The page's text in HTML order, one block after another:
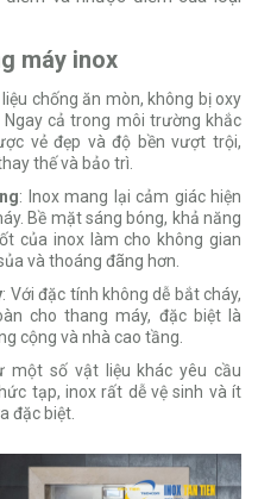
máy inox
chống ăn mòn, không bị oxy
Ngay cả trong môi trường khắc
vẻ đẹp và độ bền vượt trội,
thế và bảo trì.
: Inox mang lại cảm giác hiện
Bề mặt sáng bóng, khả năng
của inox làm cho không gian
và thoáng đãng hơn.
: Với đặc tính không dễ bắt cháy,
cho thang máy, đặc biệt là
cộng và nhà cao tầng.
một số vật liệu khác yêu cầu
tạp, inox rất dễ vệ sinh và ít
đặc biệt.